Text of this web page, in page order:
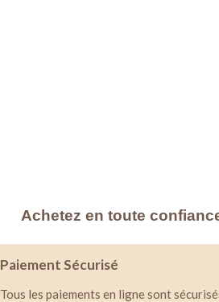
Achetez en toute
Paiement Sécurisé
Tous les paiements en ligne sont